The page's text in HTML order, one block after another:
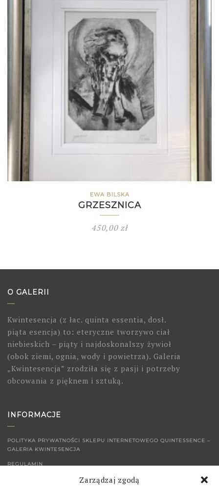
Zarządzaj zgodą
EWA BILSKA
GRZESZNICA
450,00 zł
O GALERII
Kwintesencja (z łac. quinta essentia, dosł.
piąta esencja) to: eteryczne tworzywo ciał
niebieskich – piąty i najdoskonalszy żywioł
(obok ziemi, ognia, wody i powietrza). Galeria
„Kwintesencja” zrodziła się z pasji i potrzeby
obcowania z pięknem i sztuką.
INFORMACJE
POLITYKA PRYWATNOŚCI SKLEPU INTERNETOWEGO QUINTESSENCE –
GALERIA KWINTESENCJA
REGULAMIN